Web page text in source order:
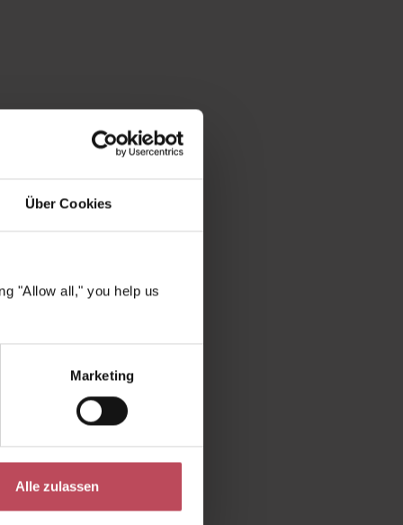
Über Cookies
"Allow all," you help us
Marketing
Alle zulassen
Schaltflächen um die Anzahl zu
ein oder benutze die Schaltflächen
den gewünschten Wert ein oder